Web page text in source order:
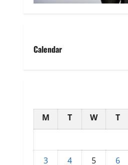
Calendar
M T W T
3
4 5 6